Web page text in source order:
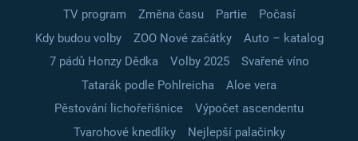
TV program
Změna času Partie
Počasí
Kdy budou volby
ZOO Nové začátky
Auto – katalog
7 pádů Honzy Dědka
Volby 2025
Svařené víno
Tatarák podle Pohlreicha
Aloe vera
Pěstování lichořeřišnice
Výpočet ascendentu
Tvarohové knedlíky
Nejlepší palačinky